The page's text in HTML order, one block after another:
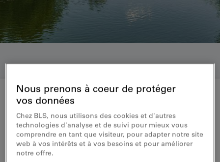
BLS met les premiers trains
MIKA en service
Nous prenons à coeur de protéger
vos données
Chez BLS, nous utilisons des cookies et d'autres
technologies d'analyse et de suivi pour mieux vous
comprendre en tant que visiteur, pour adapter notre site
web à vos intérêts et à vos besoins et pour améliorer
notre offre.